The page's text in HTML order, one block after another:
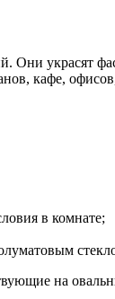
Они украсят
кафе,
в комнате;
на